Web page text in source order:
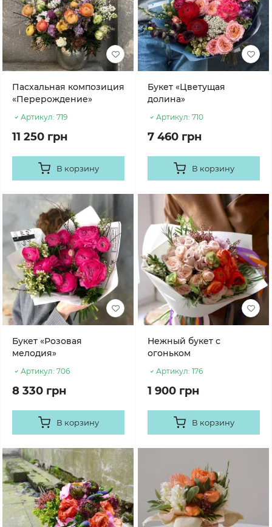
Пасхальная композиция
«Перерождение»
Артикул: 719
11 250 грн
В корзину
Букет «Цветущая
долина»
Артикул: 710
7 460 грн
В корзину
Букет «Розовая
мелодия»
Артикул: 706
8 330 грн
В корзину
Нежный букет с
огоньком
Артикул: 176
1 900 грн
В корзину